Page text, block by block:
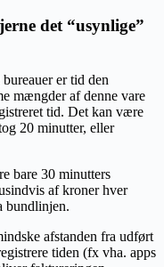
det “usynlige”
er tid den
mængder af denne vare
tid. Det kan være
20 minutter, eller
bare 30 minutters
af kroner hver
bundlinjen.
afstanden fra udført
tiden (fx vha. apps